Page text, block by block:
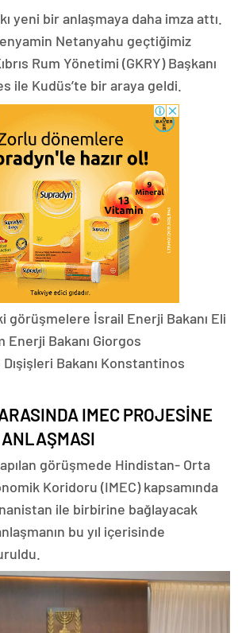
yeni bir anlaşmaya daha imza attı.
Netanyahu geçtiğimiz
Rum Yönetimi (GKRY) Başkanı
ile Kudüs’te bir araya geldi.
görüşmelere İsrail Enerji Bakanı Eli
Enerji Bakanı Giorgos
Bakanı Konstantinos
IMEC PROJESİNE
görüşmede Hindistan- Orta
Koridoru (IMEC) kapsamında
ile birbirine bağlayacak
bu yıl içerisinde